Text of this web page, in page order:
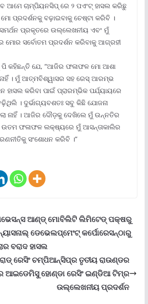
ଆମେ ଚାମ୍ପିୟନସିପ୍ ରେ ୨ ପଏଂଟ୍ ହାସଲ କରିଛୁ
ପ୍ରଦର୍ଶନକୁ ବଢ଼ାଇବାକୁ ଚେଷ୍ଟା କରିବି ।
ପ୍ରକୃତରେ ଉଲ୍ଲେଖନୀୟ ଏବଂ ମୁଁ
ମୋର ସର୍ବୋତମ ପ୍ରଦର୍ଶନ କରିବାକୁ ଆଗ୍ରହୀ
ପି କହିଛନ୍ତି ଯେ, “ଆଜିର ଫଳାଫଳ ମୋ ଆଶା
। ମୁଁ ଆତ୍ମବିଶ୍ୱାସର ସହ ରେସ୍ ଆରମ୍ଭ
ହାସଲ କରିବା ପାଇଁ ପ୍ରାରମ୍ଭିକ ପର୍ଯ୍ୟାୟରେ
। ଦୁର୍ଭାଗ୍ୟବଶତଃ ସବୁ କିଛି ଯୋଜନା
ନାହିଁ । ଆଜିର ଦୌଡ଼କୁ ଦେଖିଲେ ମୁଁ ଉନ୍ନତିର
ଉତମ ଫଳାଫଳ ଲକ୍ଷ୍ୟରେ ମୁଁ ଆସନ୍ତାକାଲିର
ସଂଶୋଧନ କରିବି ।”
ଆଣ୍ଡ୍ ମୋବିଲିଟି ଲିମିଟେଡ୍ ପକ୍ଷରୁ
ଡେଭେଲପ୍‌ମେଂଟ୍ କର୍ପୋରେସନ୍‌ଠାରୁ
ବରାଦ ହାସଲ
ରେସିଂ ଚମ୍ପିଆନ୍‌ସିପ୍‌ର ତୃତୀୟ ରାଉଣ୍ଡର
ଆଇଡେମିସୁ ହୋଣ୍ଡା ରେସିଂ ଇଣ୍ଡିଆ ଟିମ୍‌ର
ଉଲ୍ଲେଖନୀୟ ପ୍ରଦର୍ଶନ